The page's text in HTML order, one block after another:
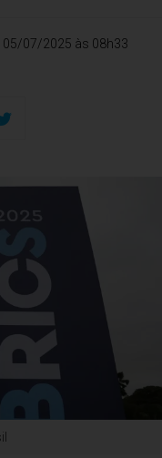
05/07/2025 às 08h33